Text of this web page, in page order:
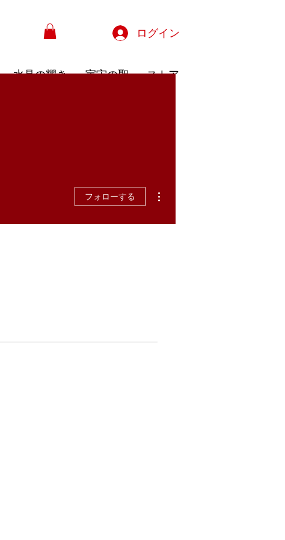
ログイン
水晶の耀き 宇宙の聖 ストア
フォローする